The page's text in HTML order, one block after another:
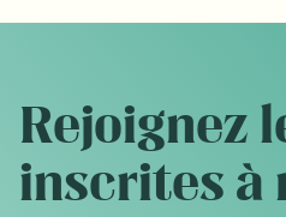
Rejoignez
inscrites à